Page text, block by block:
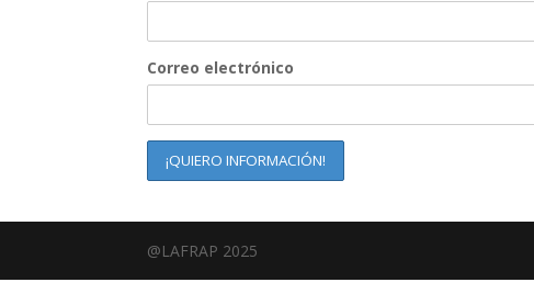
Correo electrónico
@LAFRAP 2025